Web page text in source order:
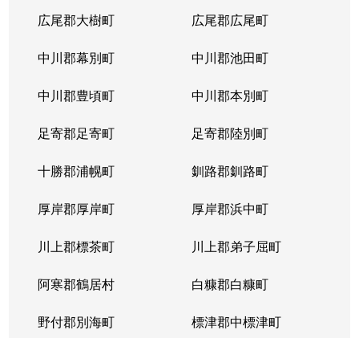
広尾郡大樹町 広尾郡広尾町
中川郡幕別町 中川郡池田町
中川郡豊頃町 中川郡本別町
足寄郡足寄町 足寄郡陸別町
十勝郡浦幌町 釧路郡釧路町
厚岸郡厚岸町 厚岸郡浜中町
川上郡標茶町 川上郡弟子屈町
阿寒郡鶴居村 白糠郡白糠町
野付郡別海町 標津郡中標津町